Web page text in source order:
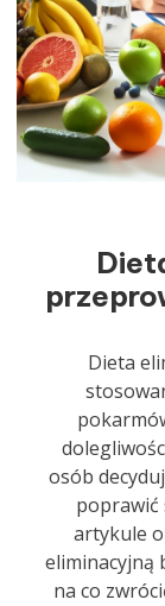
Dieta
osób
poprawić
artykule
eliminacyjną
na co